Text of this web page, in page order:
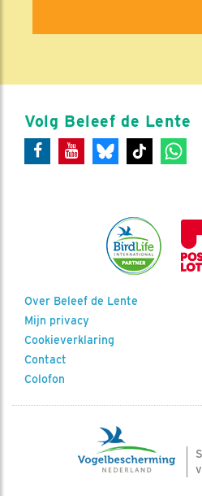
Volg Beleef de Lente
Over Beleef de Lente
Mijn privacy
Cookieverklaring
Contact
Colofon